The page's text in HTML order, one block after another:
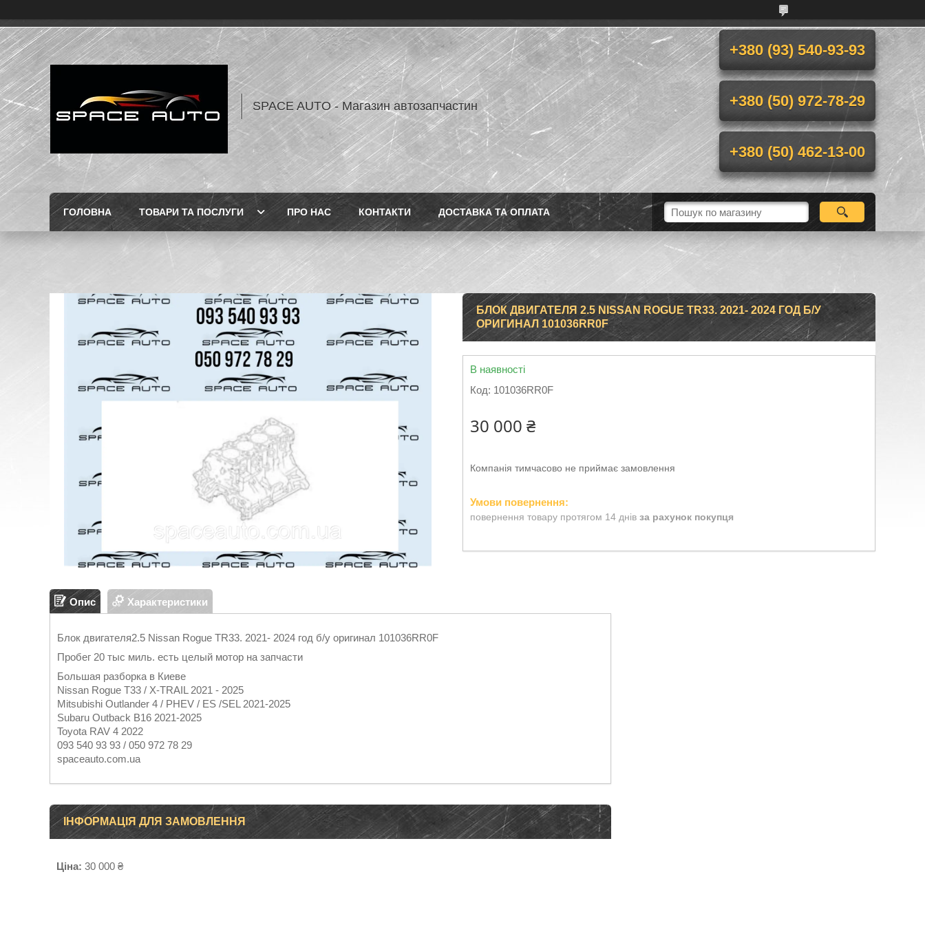
SPACE AUTO - Магазин автозапчастин
+380 (93) 540-93-93
+380 (50) 972-78-29
+380 (50) 462-13-00
ГОЛОВНА ТОВАРИ ТА ПОСЛУГИ ПРО НАС КОНТАКТИ ДОСТАВКА ТА ОПЛАТА
БЛОК ДВИГАТЕЛЯ 2.5 NISSAN ROGUE TR33. 2021- 2024 ГОД Б/У
ОРИГИНАЛ 101036RR0F
В наявності
Код: 101036RR0F
30 000 ₴
Компанія тимчасово не приймає замовлення
повернення товару протягом 14 днів за рахунок покупця
Опис Характеристики
Блок двигателя2.5 Nissan Rogue TR33. 2021- 2024 год б/у оригинал 101036RR0F
Пробег 20 тыс миль. есть целый мотор на запчасти
Большая разборка в Киеве
Nissan Rogue T33 / X-TRAIL 2021 - 2025
Mitsubishi Outlander 4 / PHEV / ES /SEL 2021-2025
Subaru Outback B16 2021-2025
Toyota RAV 4 2022
093 540 93 93 / 050 972 78 29
spaceauto.com.ua
ІНФОРМАЦІЯ ДЛЯ ЗАМОВЛЕННЯ
Ціна: 30 000 ₴